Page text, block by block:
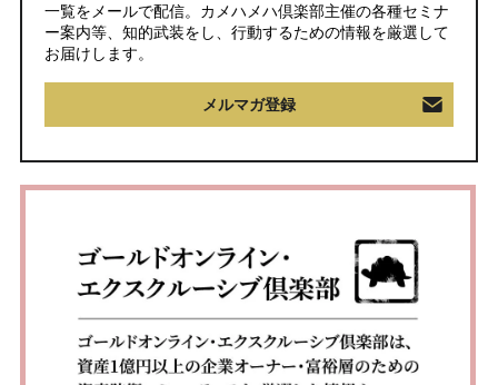
一覧をメールで配信。カメハメハ倶楽部主催の各種セミナ
ー案内等、知的武装をし、行動するための情報を厳選して
お届けします。
メルマガ登録